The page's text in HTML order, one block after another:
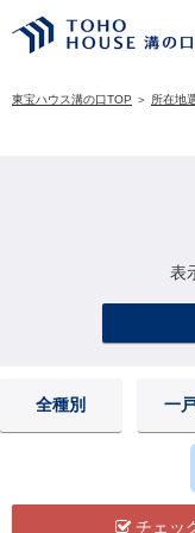
東宝ハウス溝の口TOP ＞ 所在地
表
全種別 一
チェッ